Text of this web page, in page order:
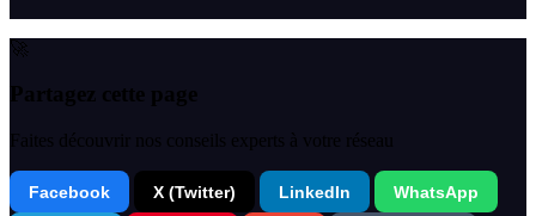
🚀
Partagez cette page
Faites découvrir nos conseils experts à votre réseau
Facebook X (Twitter) LinkedIn WhatsApp